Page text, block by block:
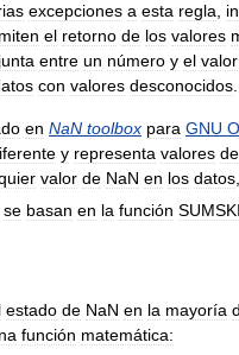
excepciones a esta regla
el retorno de los valores
entre un número y el valor
con valores desconocidos
en NaN toolbox para GNU
y representa valores
valor de NaN en los datos
se basan en la función
estado de NaN en la mayoría
función matemática: